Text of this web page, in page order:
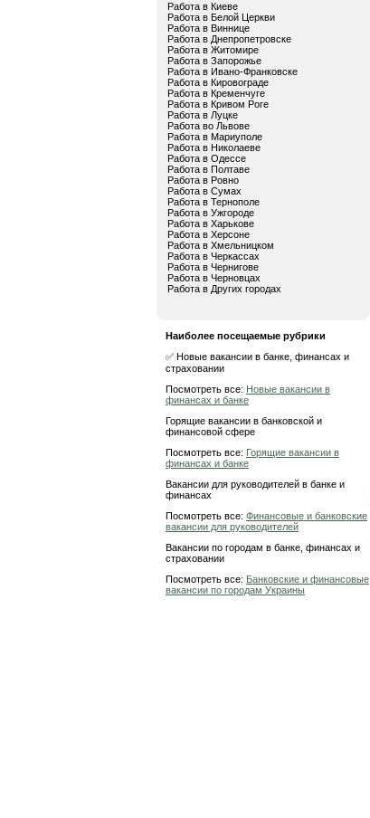
Работа в Киеве
Работа в Белой Церкви
Работа в Виннице
Работа в Днепропетровске
Работа в Житомире
Работа в Запорожье
Работа в Ивано-Франковске
Работа в Кировограде
Работа в Кременчуге
Работа в Кривом Роге
Работа в Луцке
Работа во Львове
Работа в Мариуполе
Работа в Николаеве
Работа в Одессе
Работа в Полтаве
Работа в Ровно
Работа в Сумах
Работа в Тернополе
Работа в Ужгороде
Работа в Харькове
Работа в Херсоне
Работа в Хмельницком
Работа в Черкассах
Работа в Чернигове
Работа в Черновцах
Работа в Других городах
Наиболее посещаемые рубрики
✅ Новые вакансии в банке, финансах и
страховании
Посмотреть все: Новые вакансии в
финансах и банке
Горящие вакансии в банковской и
финансовой сфере
Посмотреть все: Горящие вакансии в
финансах и банке
Вакансии для руководителей в банке и
финансах
Посмотреть все: Финансовые и банковские
вакансии для руководителей
Вакансии по городам в банке, финансах и
страховании
Посмотреть все: Банковские и финансовые
вакансии по городам Украины